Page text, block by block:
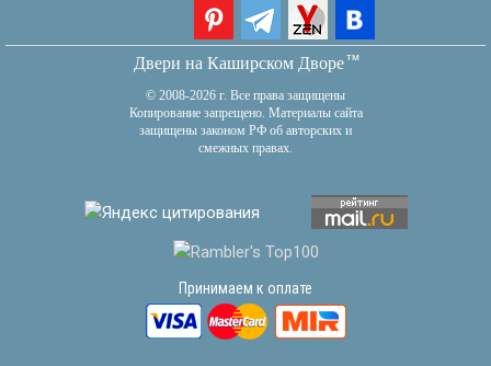
Двери на Каширском Дворетм
© 2008-2026 г. Все права защищены
Копирование запрещено. Материалы сайта
защищены законом РФ об авторских и
смежных правах.
Принимаем к оплате